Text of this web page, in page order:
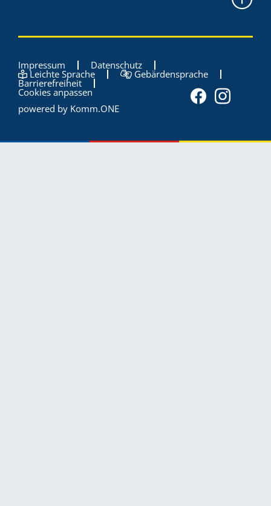
Impressum Datenschutz
Leichte Sprache Gebärdensprache
Barrierefreiheit
Cookies anpassen
powered by Komm.ONE